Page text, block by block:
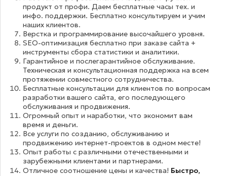
продукт от профи. Даем бесплатные часы тех. и
инфо. поддержки. Бесплатно консультируем и учим
наших клиентов.
Верстка и программирование высочайшего уровня.
SEO-оптимизация бесплатно при заказе сайта +
инструменты сбора статистики и аналитики.
Гарантийное и послегарантийное обслуживание.
Техническая и консультационная поддержка на всем
протяжении совместного сотрудничества.
Бесплатные консультации для клиентов по вопросам
разработки вашего сайта, его последующего
обслуживания и продвижения.
Огромный опыт и наработки, что экономит вам
время и деньги.
Все услуги по созданию, обслуживанию и
продвижению интернет-проектов в одном месте!
Опыт работы с различными отечественными и
зарубежными клиентами и партнерами.
Отличное соотношение цены и качества! Быстро,